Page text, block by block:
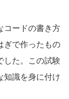
コードの書き方
ぎで作ったもの
した。この試験
知識を身に付け